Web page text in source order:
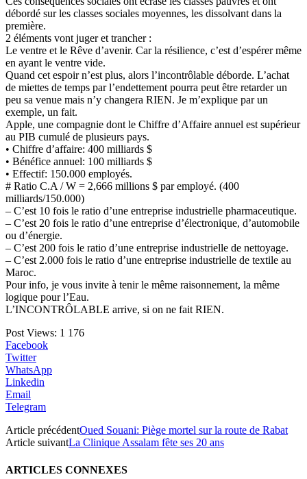
débordé sur les classes sociales moyennes, les dissolvant dans la
première.
2 éléments vont juger et trancher :
Le ventre et le Rêve d’avenir. Car la résilience, c’est d’espérer même
en ayant le ventre vide.
Quand cet espoir n’est plus, alors l’incontrôlable déborde. L’achat
de miettes de temps par l’endettement pourra peut être retarder un
peu sa venue mais n’y changera RIEN. Je m’explique par un
exemple, un fait.
Apple, une compagnie dont le Chiffre d’Affaire annuel est supérieur
au PIB cumulé de plusieurs pays.
• Chiffre d’affaire: 400 milliards $
• Bénéfice annuel: 100 milliards $
• Effectif: 150.000 employés.
# Ratio C.A / W = 2,666 millions $ par employé. (400
milliards/150.000)
– C’est 10 fois le ratio d’une entreprise industrielle pharmaceutique.
– C’est 20 fois le ratio d’une entreprise d’électronique, d’automobile
ou d’énergie.
– C’est 200 fois le ratio d’une entreprise industrielle de nettoyage.
– C’est 2.000 fois le ratio d’une entreprise industrielle de textile au
Maroc.
Pour info, je vous invite à tenir le même raisonnement, la même
logique pour l’Eau.
L’INCONTRÔLABLE arrive, si on ne fait RIEN.
Post Views: 1 176
Facebook
Twitter
WhatsApp
Linkedin
Email
Telegram
Article précédentOued Souani: Piège mortel sur la route de Rabat
Article suivantLa Clinique Assalam fête ses 20 ans
ARTICLES CONNEXES